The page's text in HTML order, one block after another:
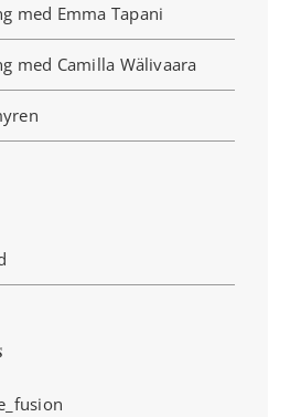
med Emma Tapani
med Camilla Wälivaara